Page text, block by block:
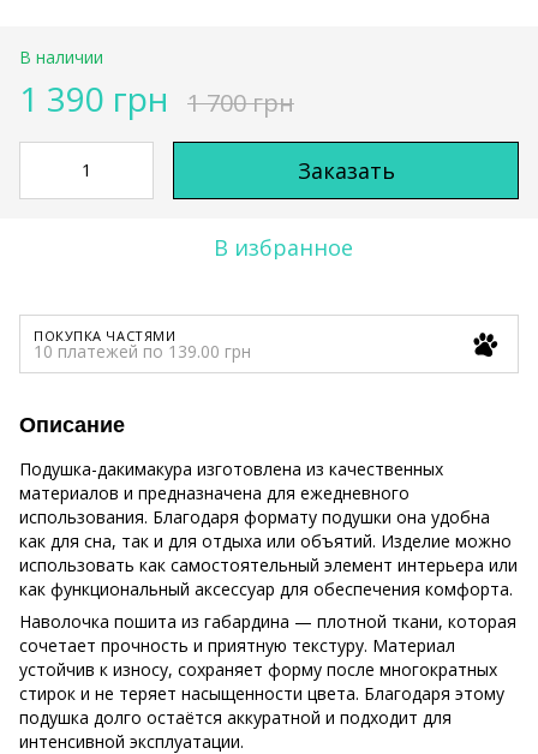
В наличии
1 390 грн 1 700 грн
Заказать
В избранное
ПОКУПКА ЧАСТЯМИ
10 платежей по 139.00 грн
Описание
Подушка-дакимакура изготовлена из качественных
материалов и предназначена для ежедневного
использования. Благодаря формату подушки она удобна
как для сна, так и для отдыха или объятий. Изделие можно
использовать как самостоятельный элемент интерьера или
как функциональный аксессуар для обеспечения комфорта.
Наволочка пошита из габардина — плотной ткани, которая
сочетает прочность и приятную текстуру. Материал
устойчив к износу, сохраняет форму после многократных
стирок и не теряет насыщенности цвета. Благодаря этому
подушка долго остаётся аккуратной и подходит для
интенсивной эксплуатации.